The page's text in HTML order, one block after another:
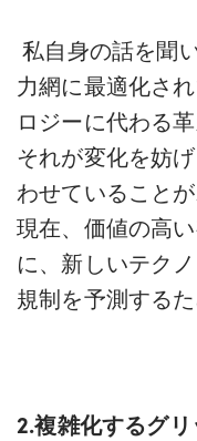
私自身の話を聞
力網に最適化さ
ロジーに代わる
それが変化を妨
わせていること
現在、価値の高
に、新しいテク
規制を予測する
2.複雑化するグ